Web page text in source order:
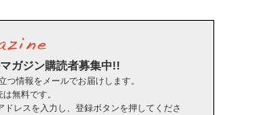
ガジン購読者募集中!!
つ情報をメールでお届けします。
無料です。
ドレスを入力し、登録ボタンを押してくださ